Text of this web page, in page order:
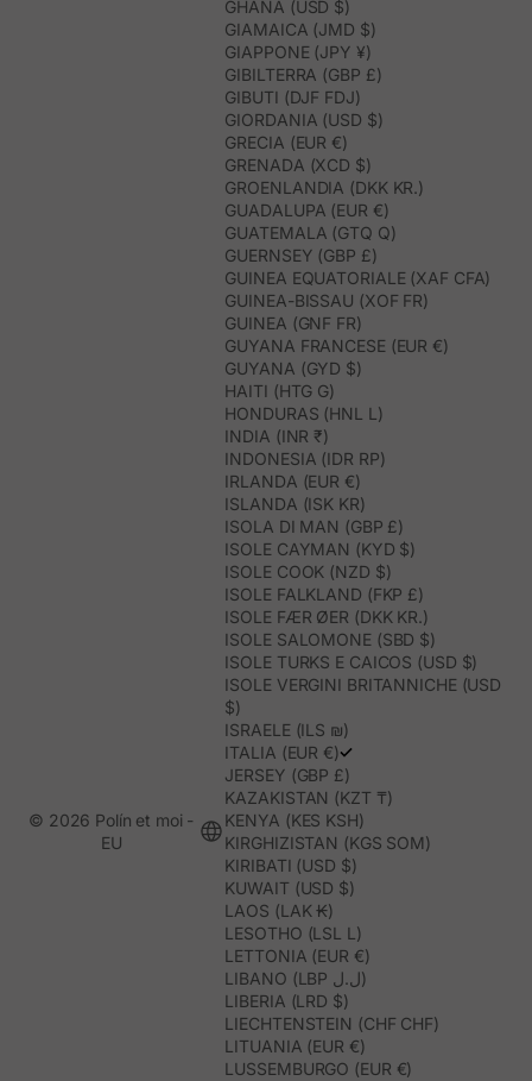
GHANA (USD $)
GIAMAICA (JMD $)
GIAPPONE (JPY ¥)
GIBILTERRA (GBP £)
GIBUTI (DJF FDJ)
GIORDANIA (USD $)
GRECIA (EUR €)
GRENADA (XCD $)
GROENLANDIA (DKK KR.)
GUADALUPA (EUR €)
GUATEMALA (GTQ Q)
GUERNSEY (GBP £)
GUINEA EQUATORIALE (XAF CFA)
GUINEA-BISSAU (XOF FR)
GUINEA (GNF FR)
GUYANA FRANCESE (EUR €)
GUYANA (GYD $)
HAITI (HTG G)
HONDURAS (HNL L)
INDIA (INR ₹)
INDONESIA (IDR RP)
IRLANDA (EUR €)
ISLANDA (ISK KR)
ISOLA DI MAN (GBP £)
ISOLE CAYMAN (KYD $)
ISOLE COOK (NZD $)
ISOLE FALKLAND (FKP £)
ISOLE FÆR ØER (DKK KR.)
ISOLE SALOMONE (SBD $)
ISOLE TURKS E CAICOS (USD $)
ISOLE VERGINI BRITANNICHE (USD
$)
ISRAELE (ILS ₪)
ITALIA (EUR €)
JERSEY (GBP £)
KAZAKISTAN (KZT ₸)
KENYA (KES KSH)
KIRGHIZISTAN (KGS SOM)
KIRIBATI (USD $)
KUWAIT (USD $)
LAOS (LAK ₭)
LESOTHO (LSL L)
LETTONIA (EUR €)
LIBANO (LBP ل.ل)
LIBERIA (LRD $)
LIECHTENSTEIN (CHF CHF)
LITUANIA (EUR €)
LUSSEMBURGO (EUR €)
© 2026 Polín et moi -
EU